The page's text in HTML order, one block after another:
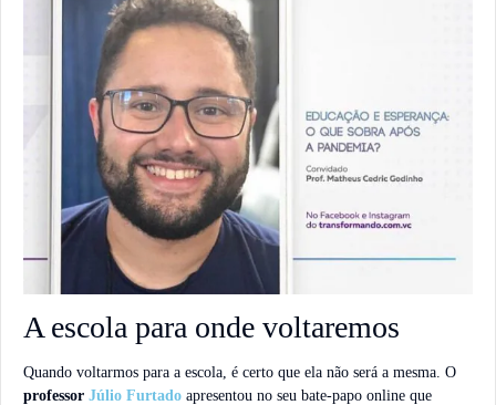
A escola para onde voltaremos
Quando voltarmos para a escola, é certo que ela não será a mesma. O
professor Júlio Furtado apresentou no seu bate-papo online que